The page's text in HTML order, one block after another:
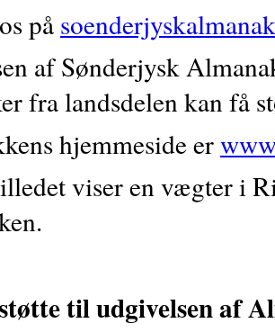
på
af Sønderjysk
fra landsdelen kan få
hjemmeside er
viser en vægter i
til udgivelsen af